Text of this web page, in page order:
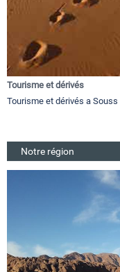
Tourisme et dérivés
Tourisme et dérivés a
Notre région